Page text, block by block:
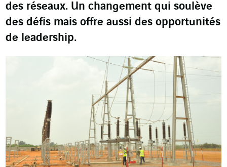
des réseaux. Un changement qui soulève
des défis mais offre aussi des opportunités
de leadership.